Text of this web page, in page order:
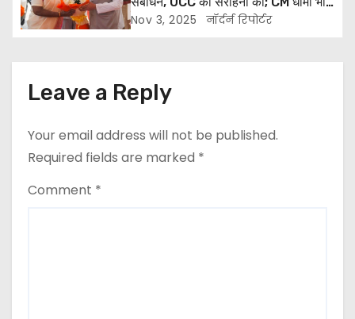
t
o
n
रहे मौजूद
Nov 3, 2025 नॉर्दर्न रिपोर्टर
Leave a Reply
Your email address will not be published.
Required fields are marked *
Comment *